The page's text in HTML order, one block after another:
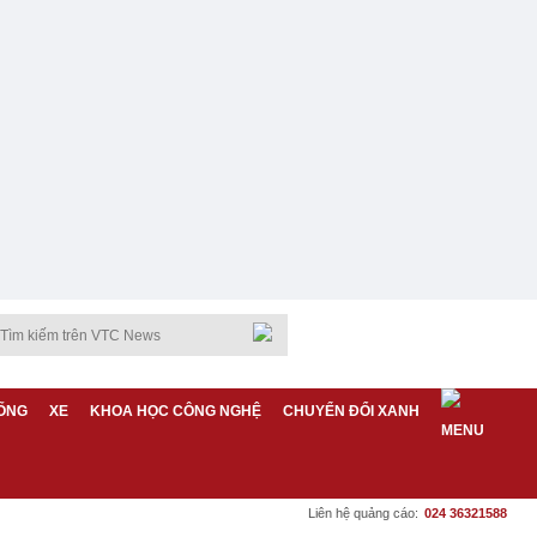
XE KHOA HỌC CÔNG NGHỆ CHUYỂN ĐỔI XANH
Liên hệ quảng cáo: 024 36321588